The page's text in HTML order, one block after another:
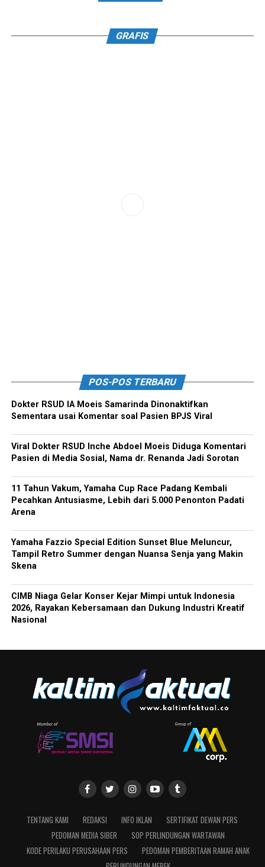
GRAFIS
POS-POS TERBARU
Dokter RSUD IA Moeis Samarinda Dinonaktifkan
Sementara usai Komentar soal Pasien BPJS Viral
Viral Dokter RSUD Inche Abdoel Moeis Diduga Komentari
Pasien di Media Sosial, Nama dr. Renanda Jadi Sorotan
11 Tahun Vakum, Yamaha Cup Race Padang Kembali
Pecahkan Antusiasme, Lebih dari 5.000 Penonton Padati
Arena
Yamaha Fazzio Special Edition Sunset Blue Meluncur,
Tampil Retro Summer dengan Nuansa Senja yang Makin
Skena
CIMB Niaga Gelar Konser Kejar Mimpi untuk Indonesia
2026, Rayakan Kebersamaan dan Dukung Industri Kreatif
Nasional
TENTANG KAMI REDAKSI INFO IKLAN
SERTIFIKAT DEWAN PERS
PEDOMAN MEDIA SIBER
SOP PERLINDUNGAN WARTAWAN
KODE PERILAKU PERUSAHAAN PERS
PEDOMAN PEMBERITAAN RAMAH ANAK